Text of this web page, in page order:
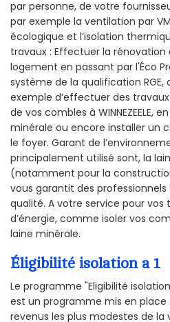
par personne, de votre
par exemple la ventilation par
écologique et l’isolation
travaux : Effectuer la
logement en passant par l'Éco
système de la qualification
exemple d’effectuer des
de vos combles à WINNEZEELE,
minérale ou encore installer un
le foyer. Garant de
principalement utilisé sont, la
(notamment pour la
vous garantit des professionnels
qualité. A votre service pour vos
d’énergie, comme isoler vos
laine minérale.
Éligibilité isolation a 1
Le programme "Eligibilité isolation
est un programme mis en
revenus les plus modestes de la